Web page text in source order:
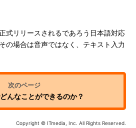
式リリースされるであろう日本語対応
の場合は音声ではなく、テキスト入力
んなことができるのか？
Copyright © ITmedia, Inc. All Rights Reserved.